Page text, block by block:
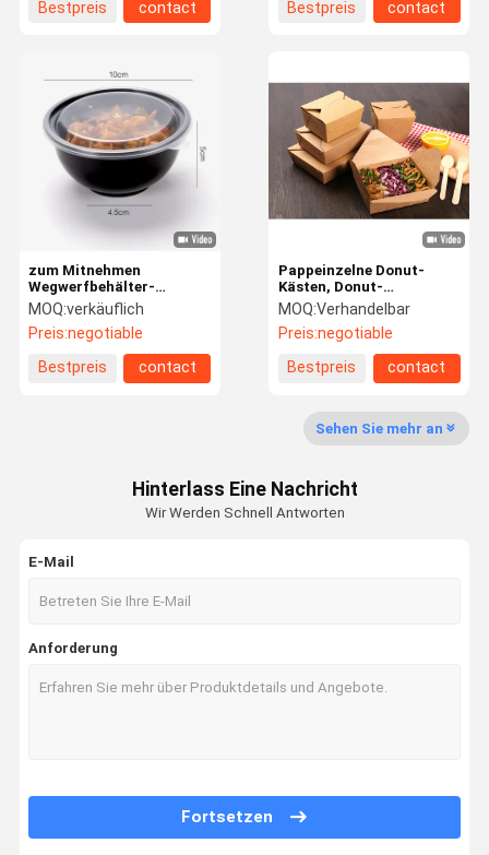
Haus Produkte
Qualitätskon
Treten Sie
Wegwerftrinkbecher
Wegwerfpapierschale
Wegwerfplastikschalen
Biologisch abbaubares und kompostierbares Geschirr
Papierschalen-Ärmel
Plastik-und Papier-Strohe
Bestpreis
contact
Bestpreis
contact
Pappeinzelne Donut-
Kästen, Donut-
Verpackenkasten-
Sicherheit nach Maß
MOQ:Verhandelbar
Preis:negotiable
Bestpreis
contact
zum Mitnehmen
Wegwerfbehälter-
einfacher offener
Plastiknahrungsmittelbehälter
des Schwarz-48oz
MOQ:verkäuflich
Preis:negotiable
Bestpreis
contact
Sehen Sie mehr an
Hinterlass Eine Nachricht
Wir Werden Schnell Antworten
E-Mail
Anforderung
Fortsetzen